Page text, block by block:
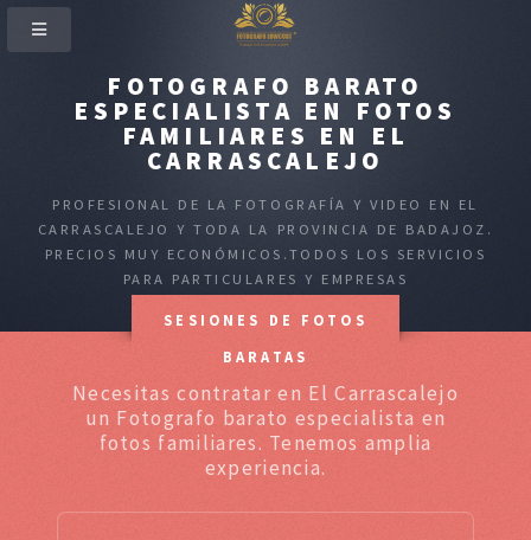
FOTOGRAFO BARATO
ESPECIALISTA EN FOTOS
FAMILIARES EN EL
CARRASCALEJO
PROFESIONAL DE LA FOTOGRAFÍA Y VIDEO EN EL
CARRASCALEJO Y TODA LA PROVINCIA DE BADAJOZ.
PRECIOS MUY ECONÓMICOS.TODOS LOS SERVICIOS
PARA PARTICULARES Y EMPRESAS
SESIONES DE FOTOS
BARATAS
Necesitas contratar en El Carrascalejo
un Fotografo barato especialista en
fotos familiares. Tenemos amplia
experiencia.